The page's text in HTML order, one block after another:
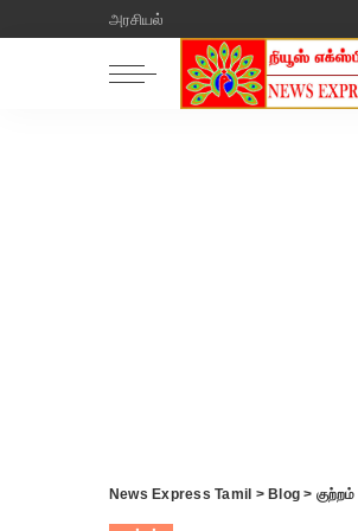
அரசியல்
News Express Tamil > Blog > குற்றம்